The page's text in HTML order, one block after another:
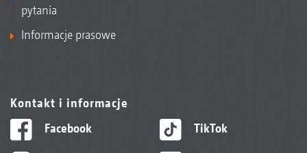
pytania
Informacje prasowe
Kontakt i informacje
Facebook
TikTok